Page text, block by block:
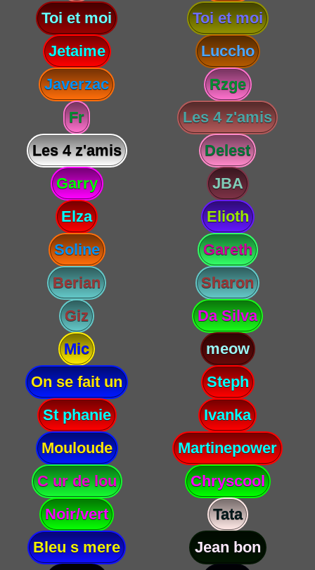
Toi et moi
Toi et moi
Jetaime
Luccho
Javerzac
Rzge
Fr
Les 4 z'amis
Les 4 z'amis
Delest
Garry
JBA
Elza
Elioth
Soline
Gareth
Berian
Sharon
Giz
Da Silva
Mic
meow
On se fait un
Steph
St phanie
Ivanka
Mouloude
Martinepower
C ur de lou
Chryscool
Noir/vert
Tata
Bleu s mere
Jean bon